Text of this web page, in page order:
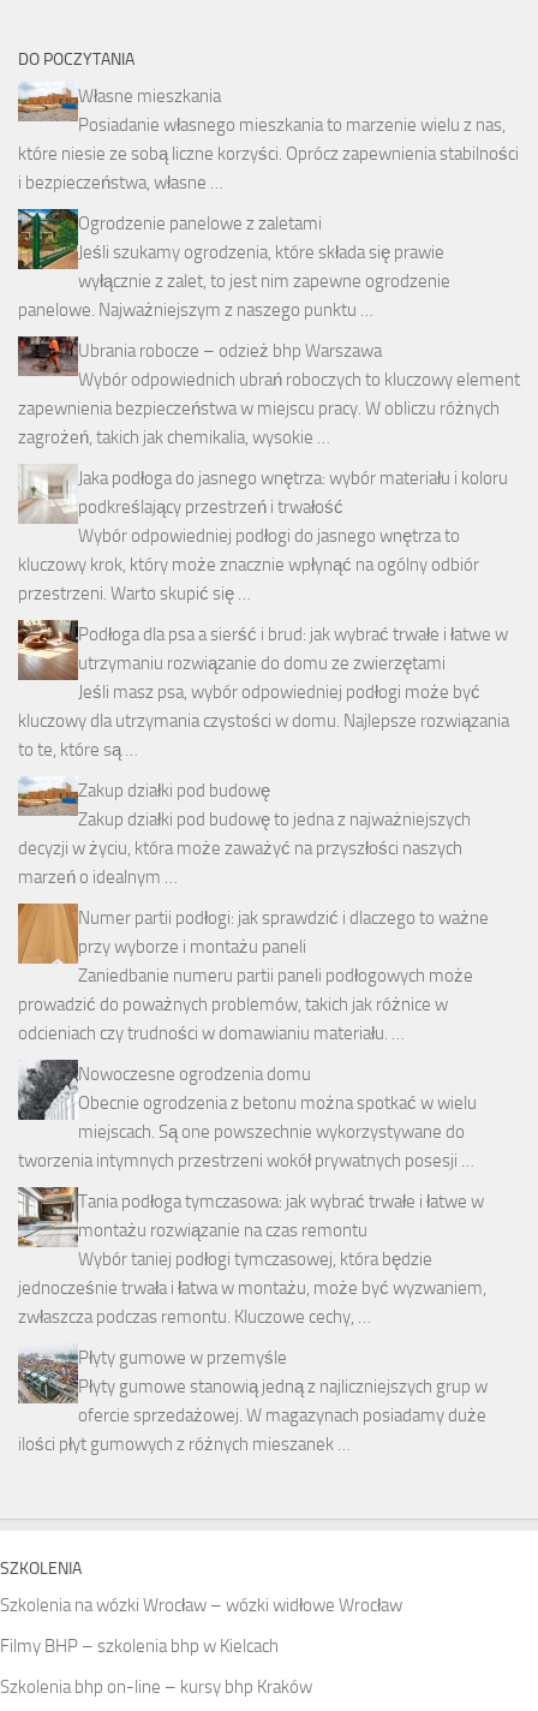
DO POCZYTANIA
Własne mieszkania
Posiadanie własnego mieszkania to marzenie wielu z nas,
które niesie ze sobą liczne korzyści. Oprócz zapewnienia stabilności
i bezpieczeństwa, własne …
Ogrodzenie panelowe z zaletami
Jeśli szukamy ogrodzenia, które składa się prawie
wyłącznie z zalet, to jest nim zapewne ogrodzenie
panelowe. Najważniejszym z naszego punktu …
Ubrania robocze – odzież bhp Warszawa
Wybór odpowiednich ubrań roboczych to kluczowy element
zapewnienia bezpieczeństwa w miejscu pracy. W obliczu różnych
zagrożeń, takich jak chemikalia, wysokie …
Jaka podłoga do jasnego wnętrza: wybór materiału i koloru
podkreślający przestrzeń i trwałość
Wybór odpowiedniej podłogi do jasnego wnętrza to
kluczowy krok, który może znacznie wpłynąć na ogólny odbiór
przestrzeni. Warto skupić się …
Podłoga dla psa a sierść i brud: jak wybrać trwałe i łatwe w
utrzymaniu rozwiązanie do domu ze zwierzętami
Jeśli masz psa, wybór odpowiedniej podłogi może być
kluczowy dla utrzymania czystości w domu. Najlepsze rozwiązania
to te, które są …
Zakup działki pod budowę
Zakup działki pod budowę to jedna z najważniejszych
decyzji w życiu, która może zaważyć na przyszłości naszych
marzeń o idealnym …
Numer partii podłogi: jak sprawdzić i dlaczego to ważne
przy wyborze i montażu paneli
Zaniedbanie numeru partii paneli podłogowych może
prowadzić do poważnych problemów, takich jak różnice w
odcieniach czy trudności w domawianiu materiału. …
Nowoczesne ogrodzenia domu
Obecnie ogrodzenia z betonu można spotkać w wielu
miejscach. Są one powszechnie wykorzystywane do
tworzenia intymnych przestrzeni wokół prywatnych posesji …
Tania podłoga tymczasowa: jak wybrać trwałe i łatwe w
montażu rozwiązanie na czas remontu
Wybór taniej podłogi tymczasowej, która będzie
jednocześnie trwała i łatwa w montażu, może być wyzwaniem,
zwłaszcza podczas remontu. Kluczowe cechy, …
Płyty gumowe w przemyśle
Płyty gumowe stanowią jedną z najliczniejszych grup w
ofercie sprzedażowej. W magazynach posiadamy duże
ilości płyt gumowych z różnych mieszanek …
SZKOLENIA
Szkolenia na wózki Wrocław – wózki widłowe Wrocław
Filmy BHP – szkolenia bhp w Kielcach
Szkolenia bhp on-line – kursy bhp Kraków